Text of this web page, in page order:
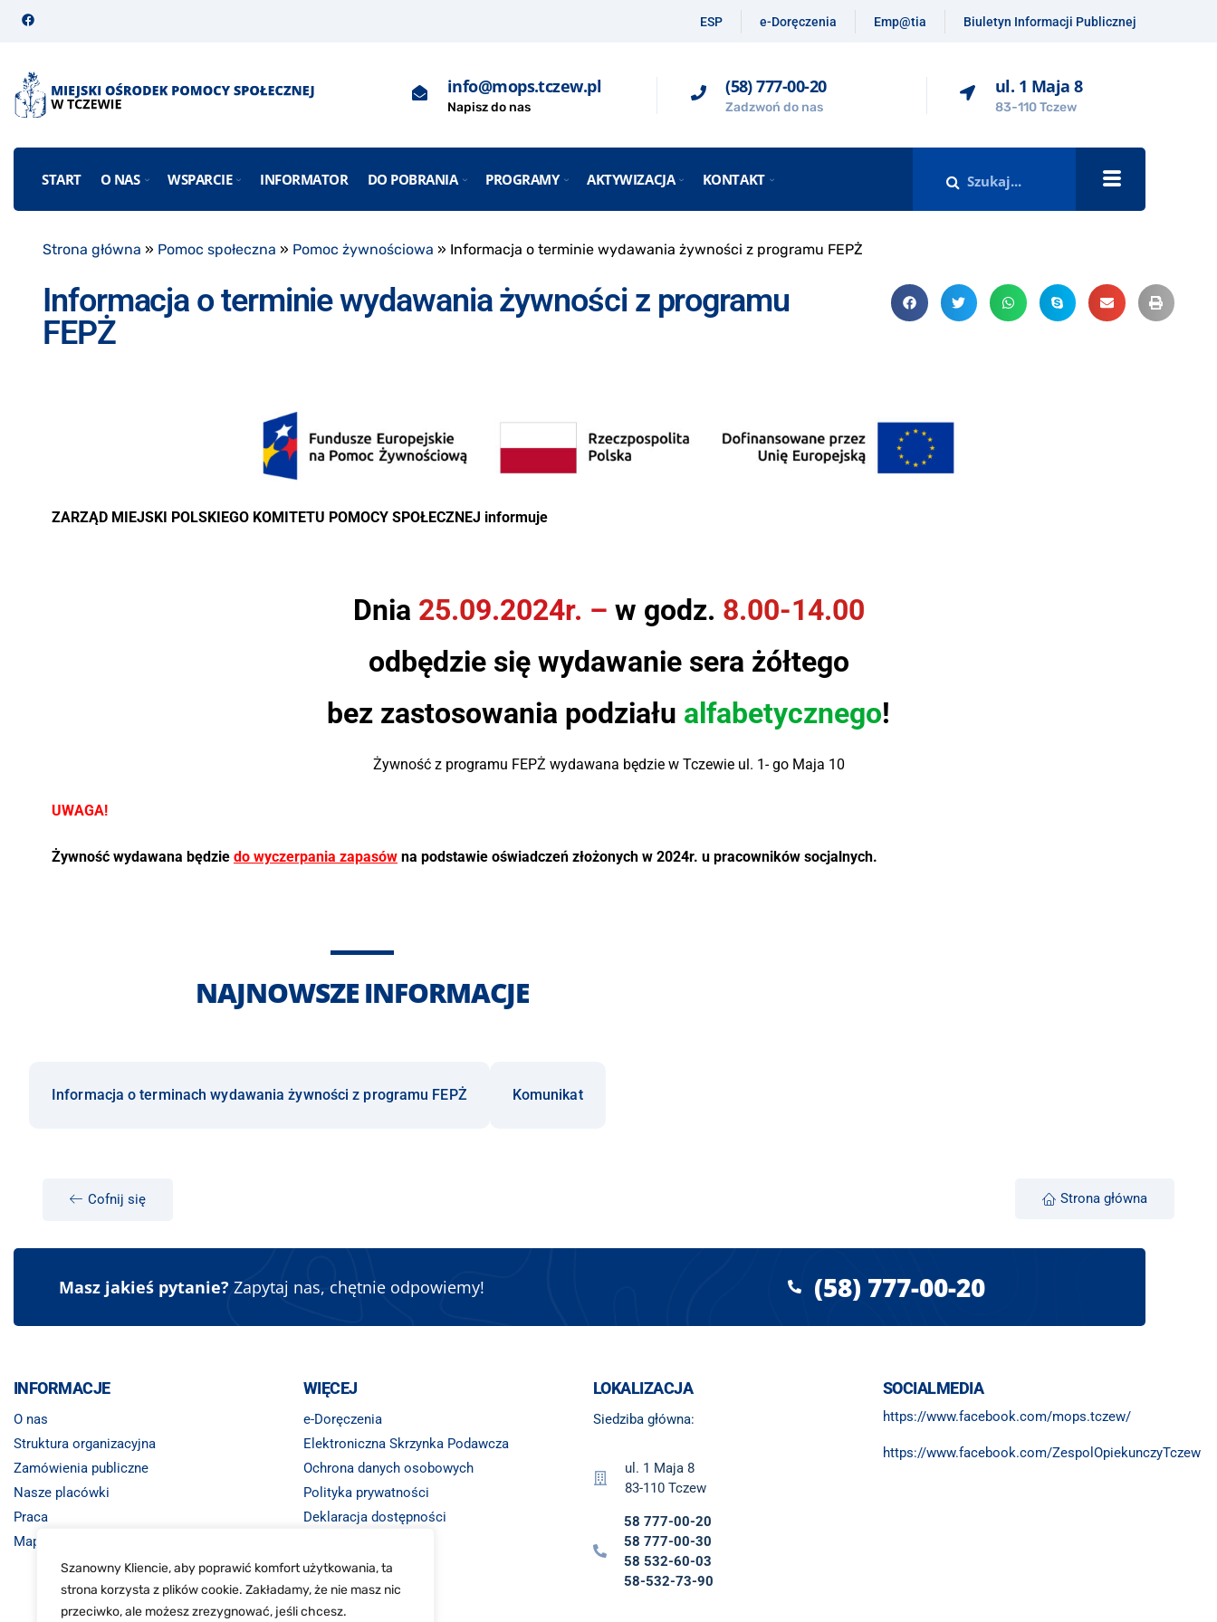
Szanowny Kliencie, aby poprawić komfort użytkowania, ta
strona korzysta z plików cookie. Zakładamy, że nie masz nic
przeciwko, ale możesz zrezygnować, jeśli chcesz.
ESP e-Doręczenia Emp@tia Biuletyn Informacji Publicznej
info@mops.tczew.pl
Napisz do nas
(58) 777-00-20
Zadzwoń do nas
ul. 1 Maja 8
83-110 Tczew
START O NAS WSPARCIE INFORMATOR DO POBRANIA PROGRAMY AKTYWIZACJA KONTAKT
Strona główna » Pomoc społeczna » Pomoc żywnościowa » Informacja o terminie wydawania żywności z programu FEPŻ
Informacja o terminie wydawania żywności z programu
FEPŻ
ZARZĄD MIEJSKI POLSKIEGO KOMITETU POMOCY SPOŁECZNEJ informuje
Dnia 25.09.2024r. – w godz. 8.00-14.00
odbędzie sięwydawanie sera żółtego
bez zastosowania podziału alfabetycznego!
Żywność z programu FEPŻ wydawana będzie w Tczewie ul. 1- go Maja 10
UWAGA!
Żywność wydawana będzie do wyczerpania zapasów na podstawie oświadczeń złożonych w 2024r. u pracowników socjalnych.
NAJNOWSZE INFORMACJE
Informacja o terminach wydawania żywności z programu FEPŻ Komunikat
Cofnij się Strona główna
Masz jakieś pytanie? Zapytaj nas, chętnie odpowiemy! (58) 777-00-20
INFORMACJE
O nas
Struktura organizacyjna
Zamówienia publiczne
Nasze placówki
Praca
Mapa strony
WIĘCEJ
e-Doręczenia
Elektroniczna Skrzynka Podawcza
Ochrona danych osobowych
Polityka prywatności
Deklaracja dostępności
LOKALIZACJA
Siedziba główna:
ul. 1 Maja 8
83-110 Tczew
58 777-00-20
58 777-00-30
58 532-60-03
58-532-73-90
SOCIALMEDIA
https://www.facebook.com/mops.tczew/
https://www.facebook.com/ZespolOpiekunczyTczew